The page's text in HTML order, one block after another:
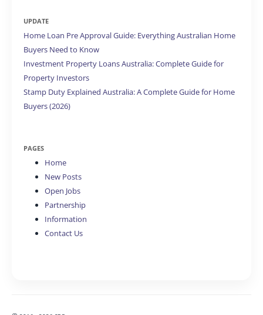
UPDATE
Home Loan Pre Approval Guide: Everything Australian Home
Buyers Need to Know
Investment Property Loans Australia: Complete Guide for
Property Investors
Stamp Duty Explained Australia: A Complete Guide for Home
Buyers (2026)
PAGES
Home
New Posts
Open Jobs
Partnership
Information
Contact Us